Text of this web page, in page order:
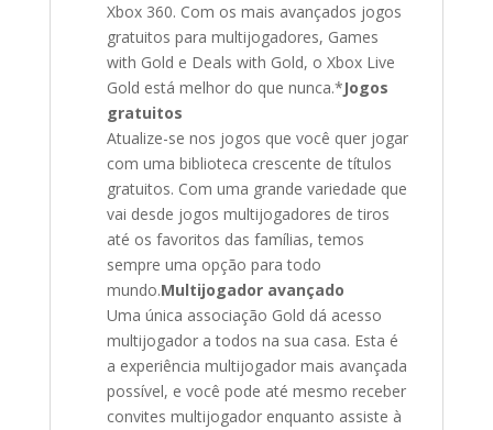
Xbox 360. Com os mais avançados jogos
gratuitos para multijogadores, Games
with Gold e Deals with Gold, o Xbox Live
Gold está melhor do que nunca.*Jogos
gratuitos
Atualize-se nos jogos que você quer jogar
com uma biblioteca crescente de títulos
gratuitos. Com uma grande variedade que
vai desde jogos multijogadores de tiros
até os favoritos das famílias, temos
sempre uma opção para todo
mundo.Multijogador avançado
Uma única associação Gold dá acesso
multijogador a todos na sua casa. Esta é
a experiência multijogador mais avançada
possível, e você pode até mesmo receber
convites multijogador enquanto assiste à